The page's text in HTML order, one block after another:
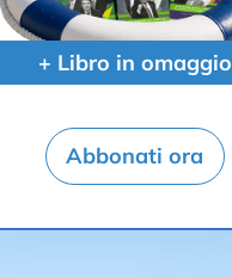
+ Libro in omaggio
Abbonati ora